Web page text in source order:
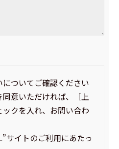
ついてご確認ください
意いただければ、［上
クを入れ、お問い合わ
サイトのご利用にあたっ